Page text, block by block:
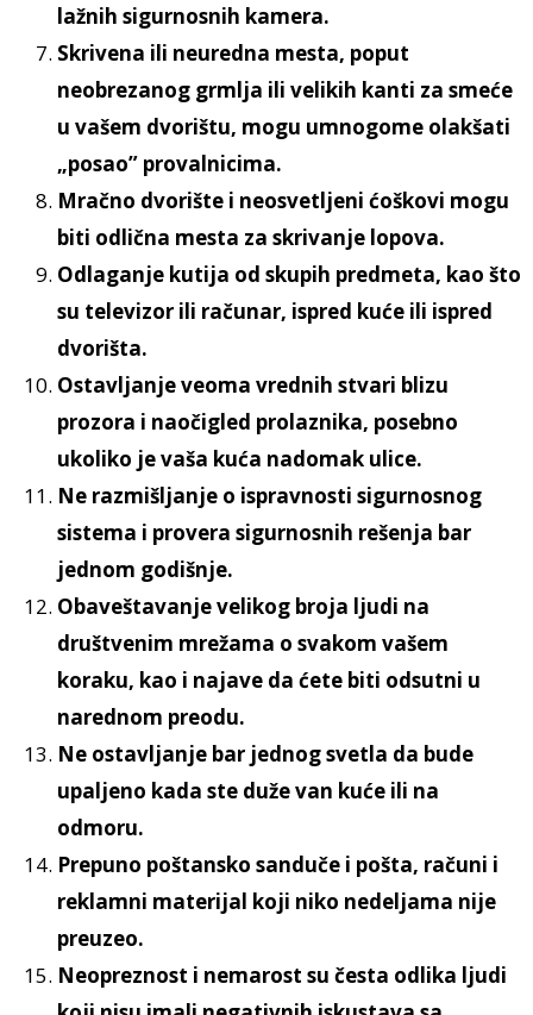
lažnih sigurnosnih kamera.
Skrivena ili neuredna mesta, poput
neobrezanog grmlja ili velikih kanti za smeće
u vašem dvorištu, mogu umnogome olakšati
„posao” provalnicima.
Mračno dvorište i neosvetljeni ćoškovi mogu
biti odlična mesta za skrivanje lopova.
Odlaganje kutija od skupih predmeta, kao što
su televizor ili računar, ispred kuće ili ispred
dvorišta.
Ostavljanje veoma vrednih stvari blizu
prozora i naočigled prolaznika, posebno
ukoliko je vaša kuća nadomak ulice.
Ne razmišljanje o ispravnosti sigurnosnog
sistema i provera sigurnosnih rešenja bar
jednom godišnje.
Obaveštavanje velikog broja ljudi na
društvenim mrežama o svakom vašem
koraku, kao i najave da ćete biti odsutni u
narednom preodu.
Ne ostavljanje bar jednog svetla da bude
upaljeno kada ste duže van kuće ili na
odmoru.
Prepuno poštansko sanduče i pošta, računi i
reklamni materijal koji niko nedeljama nije
preuzeo.
Neopreznost i nemarost su česta odlika ljudi